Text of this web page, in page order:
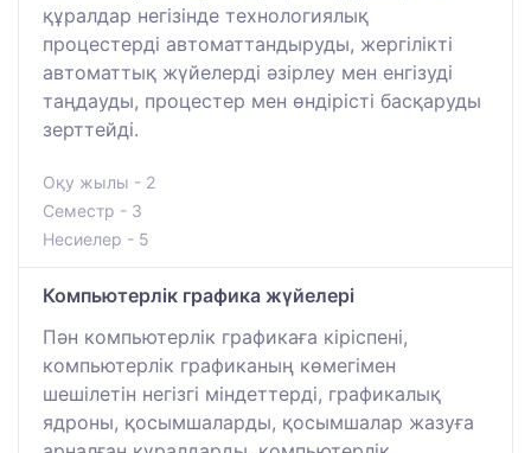
құралдар негізінде технологиялық
процестерді автоматтандыруды, жергілікті
автоматтық жүйелерді әзірлеу мен енгізуді
таңдауды, процестер мен өндірісті басқаруды
зерттейді.
Оқу жылы - 2
Семестр - 3
Несиелер - 5
Компьютерлік графика жүйелері
Пән компьютерлік графикаға кіріспені,
компьютерлік графиканың көмегімен
шешілетін негізгі міндеттерді, графикалық
ядроны, қосымшаларды, қосымшалар жазуға